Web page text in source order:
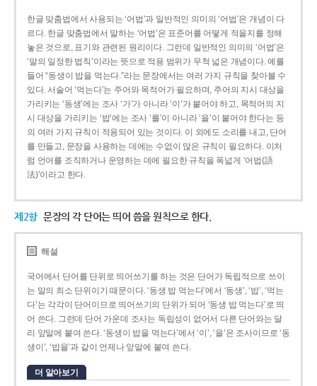
한글 맞춤법에서 사용되는 ‘어법’과 일반적인 의미의 ‘어법’은 개념이 다
르다. 한글 맞춤법에서 말하는 ‘어법’은 표준어를 어떻게 적을지를 정해
놓은 것으로, 표기와 관련된 원리이다. 그런데 일반적인 의미의 ‘어법’은
‘말의 일정한 법칙’이라는 뜻으로 적용 범위가 무척 넓은 개념이다. 예를
들어 “동생이 밥을 먹는다.”라는 문장에서는 여러 가지 규칙을 찾아볼 수
있다. 서술어 ‘먹는다’는 주어와 목적어가 필요하며, 주어의 지시 대상을
가리키는 ‘동생’에는 조사 ‘가’가 아니라 ‘이’가 붙어야 하고, 목적어의 지
시 대상을 가리키는 ‘밥’에는 조사 ‘를’이 아니라 ‘을’이 붙어야 한다는 등
의 여러 가지 규칙이 적용되어 있는 것이다. 이 외에도 소리를 내고, 단어
를 만들고, 문장을 사용하는 데에는 수없이 많은 규칙이 필요하다. 이처
럼 언어를 조직하거나 운영하는 데에 필요한 규칙을 폭넓게 ‘어법(語
法)’이라고 한다.
제2항 문장의 각 단어는 띄어 씀을 원칙으로 한다.
해설
국어에서 단어를 단위로 띄어쓰기를 하는 것은 단어가 독립적으로 쓰이
는 말의 최소 단위이기 때문이다. ‘동생 밥 먹는다’에서 ‘동생’, ‘밥’, ‘먹는
다’는 각각이 단어이므로 띄어쓰기의 단위가 되어 ‘동생 밥 먹는다’로 띄
어 쓴다. 그런데 단어 가운데 조사는 독립성이 없어서 다른 단어와는 달
리 앞말에 붙여 쓴다. ‘동생이 밥을 먹는다’에서 ‘이’, ‘을’은 조사이므로 ‘동
생이’, ‘밥을’과 같이 언제나 앞말에 붙여 쓴다.
더 알아보기